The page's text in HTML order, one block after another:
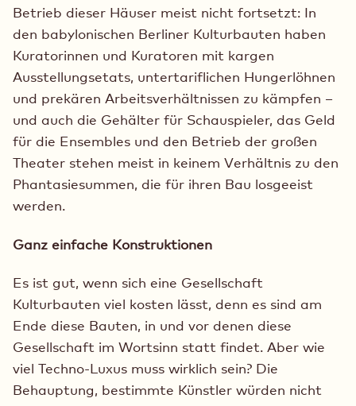
Betrieb dieser Häuser meist nicht fortsetzt: In
den babylonischen Berliner Kulturbauten haben
Kuratorinnen und Kuratoren mit kargen
Ausstellungsetats, untertariflichen Hungerlöhnen
und prekären Arbeitsverhältnissen zu kämpfen –
und auch die Gehälter für Schauspieler, das Geld
für die Ensembles und den Betrieb der großen
Theater stehen meist in keinem Verhältnis zu den
Phantasiesummen, die für ihren Bau losgeeist
werden.
Ganz einfache Konstruktionen
Es ist gut, wenn sich eine Gesellschaft
Kulturbauten viel kosten lässt, denn es sind am
Ende diese Bauten, in und vor denen diese
Gesellschaft im Wortsinn statt findet. Aber wie
viel Techno-Luxus muss wirklich sein? Die
Behauptung, bestimmte Künstler würden nicht